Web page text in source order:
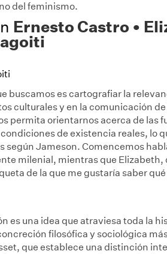
del feminismo.
Ernesto Castro •
buscamos es cartografiar la
culturales y en la comunicación
permita orientarnos acerca de las
de existencia reales, lo
según Jameson. Comencemos
milenial, mientras que Elizabeth,
de la que me gustaría saber
es una idea que atraviesa toda la
filosófica y sociológica
que establece una distinción